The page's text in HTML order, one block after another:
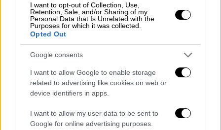
I want to opt-out of Collection, Use,
Retention, Sale, and/or Sharing of my
Personal Data that Is Unrelated with the
Purposes for which it was collected.
Opted Out
Google consents
I want to allow Google to enable storage
related to advertising like cookies on web or
device identifiers in apps.
I want to allow my user data to be sent to
Google for online advertising purposes.
Ο ίδιος οπεριφερειάρχης Κεντρικής
Μακεδονίαςτονίζει, όπως αναφέρουν οι
κύκλοι του, δε θα μπει στην Τουρκία, ακόμα
και να του επιτραπεί τελικά η είσοδος από
τις τουρκικές Αρχές.
Μάλιστα, σύμφωνα με τα τελευταία
στοιχεία, ο κ. Τζιτζικώστας αποχώρησε από
τη Σμύρνη με προορισμό την Θεσσαλονίκη.